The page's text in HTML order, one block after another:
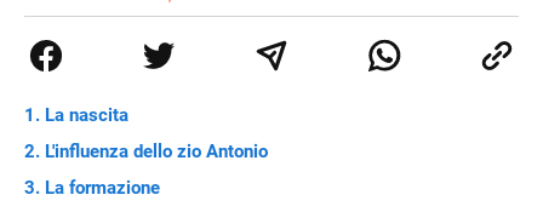
Ho trasformato in professione quelle che erano le mie
passioni, sin dagli anni delle elementari. Dormivo con
l'antologia sul comodino e le riviste sportive sotto il letto.
questo, mi sembra di non aver lavorato un solo giorno in
La nascita
L'influenza dello zio Antonio
La formazione